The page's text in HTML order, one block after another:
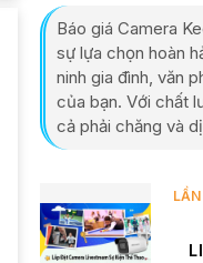
Báo giá Camera
sự lựa chọn hoàn
ninh gia đình, văn
của bạn. Với chất
cả phải chăng và